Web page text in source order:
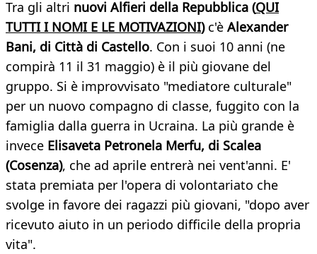
Tra gli altri nuovi Alfieri della Repubblica (QUI
TUTTI I NOMI E LE MOTIVAZIONI)c'è Alexander
Bani, di Città di Castello. Con i suoi 10 anni (ne
compirà 11 il 31 maggio) è il più giovane del
gruppo. Si è improvvisato "mediatore culturale"
per un nuovo compagno di classe, fuggito con la
famiglia dalla guerra in Ucraina. La più grande è
invece Elisaveta Petronela Merfu, di Scalea
(Cosenza), che ad aprile entrerà nei vent'anni. E'
stata premiata per l'opera di volontariato che
svolge in favore dei ragazzi più giovani, "dopo aver
ricevuto aiuto in un periodo difficile della propria
vita".